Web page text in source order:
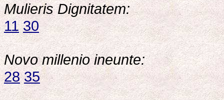
Mulieris Dignitatem:
11 30
Novo millenio ineunte:
28 35